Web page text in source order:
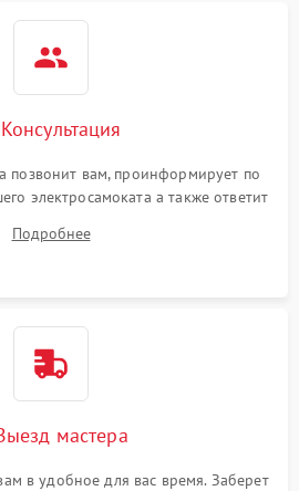
позвонит вам, проинформирует по
электросамоката а также ответит
Подробнее
мастера
в удобное для вас время. Заберет